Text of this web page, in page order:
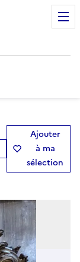
Ajouter
à ma
sélection